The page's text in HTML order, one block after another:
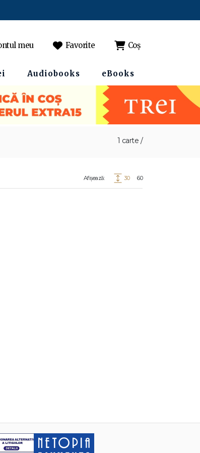
meu Favorite Coș
Audiobooks eBooks
1 carte /
Afișează: 30 60